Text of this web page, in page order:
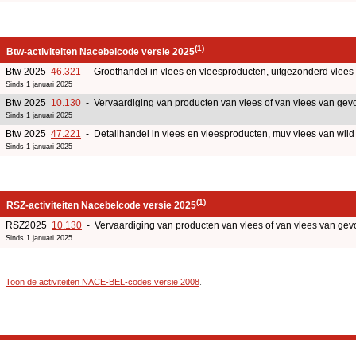
Btw-activiteiten Nacebelcode versie 2025(1)
Btw 2025 46.321 - Groothandel in vlees en vleesproducten, uitgezonderd
Sinds 1 januari 2025
Btw 2025 10.130 - Vervaardiging van producten van vlees of van vlees van
Sinds 1 januari 2025
Btw 2025 47.221 - Detailhandel in vlees en vleesproducten, muv vlees van
Sinds 1 januari 2025
RSZ-activiteiten Nacebelcode versie 2025(1)
RSZ2025 10.130 - Vervaardiging van producten van vlees of van vlees van
Sinds 1 januari 2025
Toon de activiteiten NACE-BEL-codes versie 2008